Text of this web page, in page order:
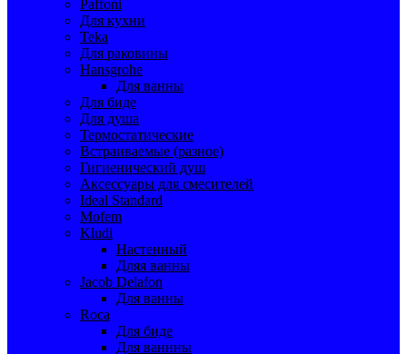
Paffoni
Для кухни
Teka
Для раковины
Hansgrohe
Для ванны
Для биде
Для душа
Термостатические
Встраиваемые (разное)
Гигиенический душ
Аксессуары для смесителей
Ideal Standard
Mofem
Kludi
Настенный
Дляя ванны
Jacob Delafon
Для ванны
Roca
Для биде
Для ваннны